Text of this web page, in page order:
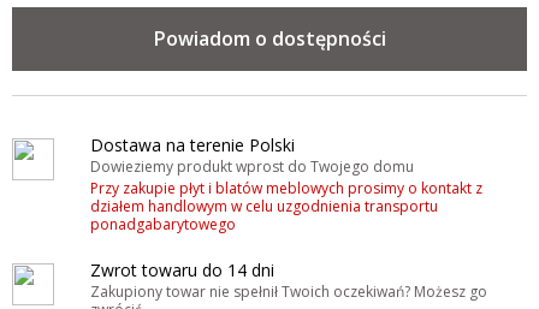
Powiadom o dostępności
Dostawa na terenie Polski
Dowieziemy produkt wprost do Twojego domu
Przy zakupie płyt i blatów meblowych prosimy o kontakt z
działem handlowym w celu uzgodnienia transportu
ponadgabarytowego
Zwrot towaru do 14 dni
Zakupiony towar nie spełnił Twoich oczekiwań? Możesz go